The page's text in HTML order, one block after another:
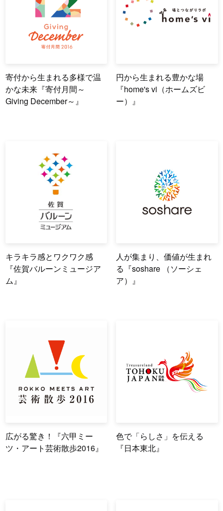
寄付から生まれる多様で温
かな未来『寄付月間～
Giving December～』
円から生まれる豊かな場
『home's vi（ホームズビ
ー）』
キラキラ感とワクワク感
『佐賀バルーンミュージア
ム』
人が集まり、価値が生まれ
る『soshare （ソーシェ
ア）』
広がる驚き！『六甲ミー
ツ・アート芸術散歩2016』
色で「らしさ」を伝える
『日本東北』